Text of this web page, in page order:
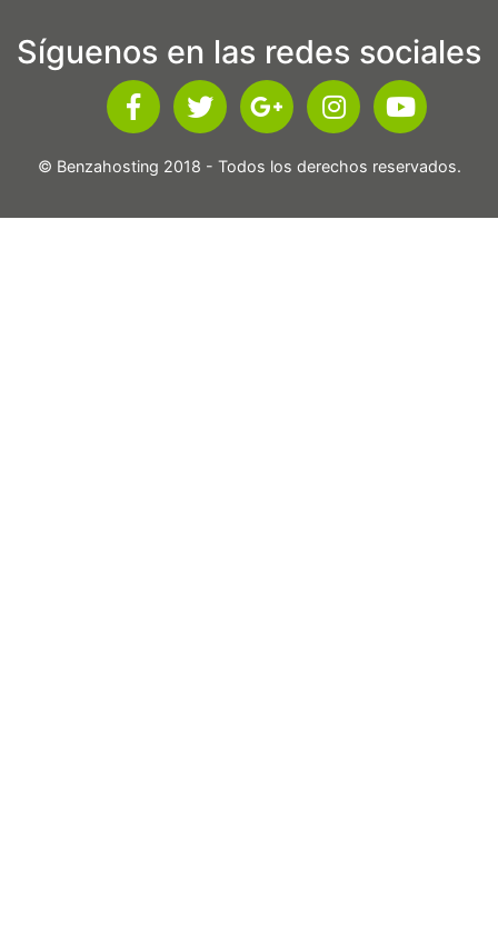
Síguenos en las redes sociales
© Benzahosting 2018 - Todos los derechos reservados.